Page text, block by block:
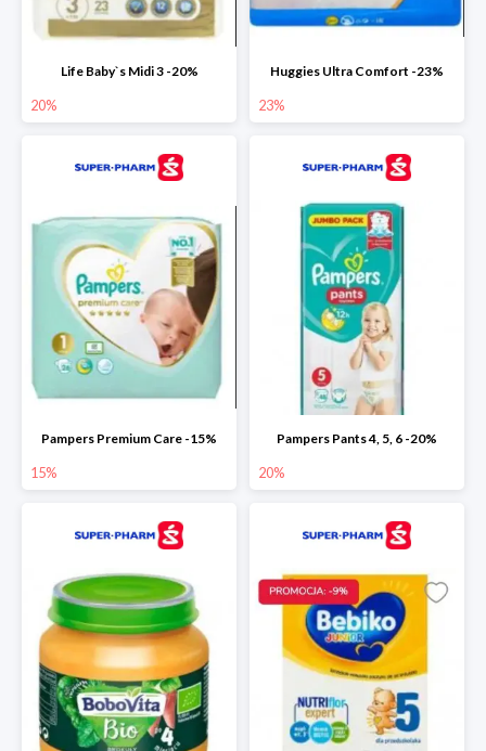
Life Baby`s Midi 3 -20%
20%
Huggies Ultra Comfort -23%
23%
Pampers Premium Care -15%
15%
Pampers Pants 4, 5, 6 -20%
20%